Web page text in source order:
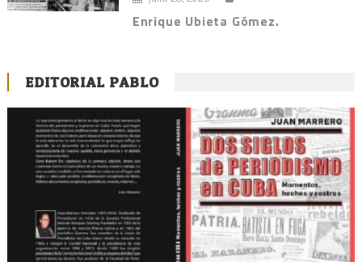
Enrique Ubieta Gómez.
EDITORIAL PABLO